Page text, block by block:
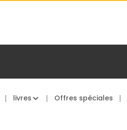
livres Offres spéciales